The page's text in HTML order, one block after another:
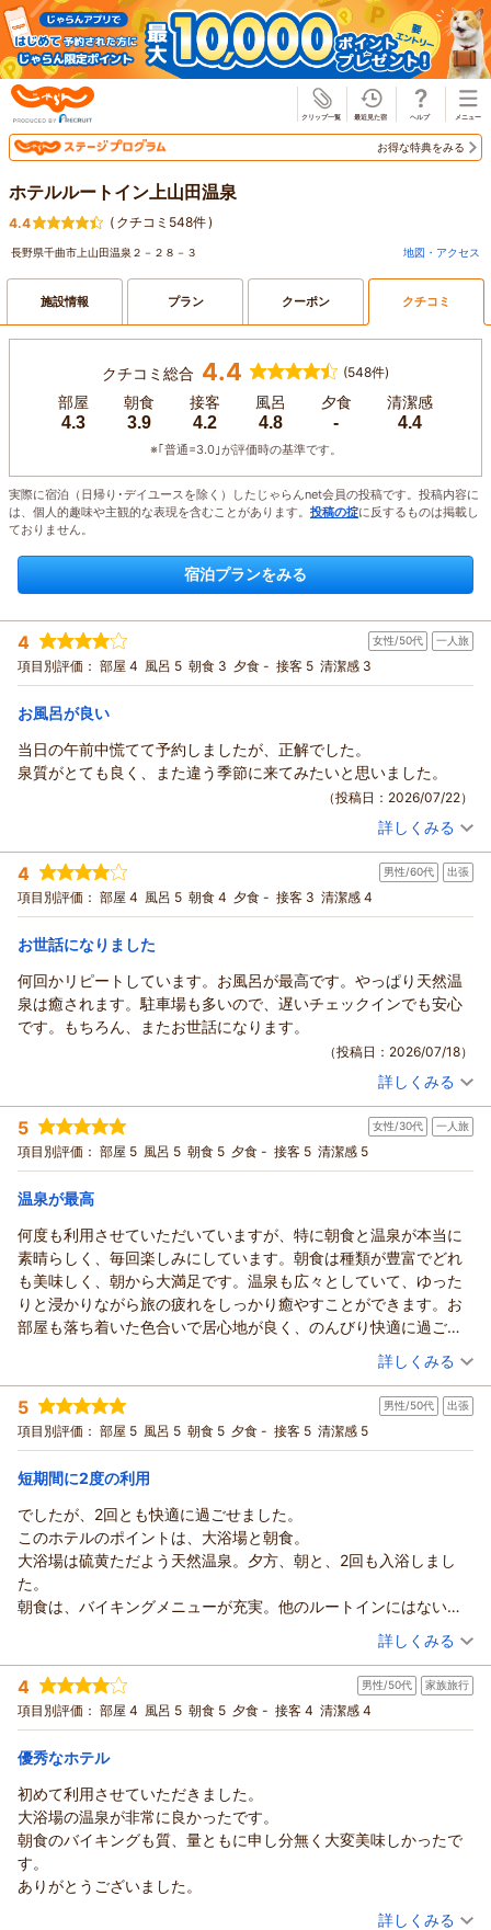
お得な特典をみる
ホテルルートイン上山田温泉
4.4 ( クチコミ548件)
長野県千曲市上山田温泉２－２８－３ 地図・アクセス
施設情報 プラン クーポン クチコミ
クチコミ総合 4.4 (548件)
部屋
4.3
朝食
3.9
接客
4.2
風呂
4.8
夕食
-
清潔感
4.4
※｢普通=3.0｣が評価時の基準です。
実際に宿泊（日帰り･デイユースを除く）したじゃらんnet会員の投稿です。投稿内容に
は、個人的趣味や主観的な表現を含むことがあります。 投稿の掟に反するものは掲載し
ておりません。
宿泊プランをみる
4 女性/50代 一人旅
項目別評価： 部屋 4 風呂 5 朝食 3 夕食 - 接客 5 清潔感 3
お風呂が良い
当日の午前中慌てて予約しましたが、正解でした。
泉質がとても良く、また違う季節に来てみたいと思いました。
（投稿日：2026/07/22）
投稿者： ゆみさん(女性/50代)
宿泊プラン： 【限定！】お得料金で東館≪新館≫客室にグレードアッププラ
ン★お試し！ご感想お寄せ下さい★
ツイン 朝のみ
宿泊価格帯： 11,001～12,000円(大人一人あたり/税込)
この度は数ある旅館・ホテルの中から、当ホテルルートイン上
山田温泉をご利用いただきまして、誠に有難うございます。
温泉につきまして高い評価を賜りまして、大変嬉しく存じま
当館の温泉は多くのお客様よりご好評を頂いている、自慢の天
然温泉でございます。複数ある源泉が入り混じり、時間帯や外
気温によってお湯の色が変わる性質となっております。
入るたびにまた違った楽しみを感じて頂けるものと存じますの
で、また是非ご利用くださいませ。
今後ともより多くのお客様にご満足いただけるよう、サービス
お客様のまたのお越しを、スタッフ一同、心よりお待ち申し上
げております。
（返信日：2026/07/25）
詳しくみる
4 男性/60代 出張
項目別評価： 部屋 4 風呂 5 朝食 4 夕食 - 接客 3 清潔感 4
お世話になりました
何回かリピートしています。お風呂が最高です。やっぱり天然温
泉は癒されます。駐車場も多いので、遅いチェックインでも安心
です。もちろん、またお世話になります。
（投稿日：2026/07/18）
投稿者： コモアさん(男性/60代)
宿泊プラン： 10日前までのご予約がお得★天然温泉・ご朝食サービス・無料
駐車場あり・WI-FI無料★
シングル 朝のみ
宿泊価格帯： 9,001～10,000円(大人一人あたり/税込)
平素より当ホテルルートイン上山田温泉のご愛顧を賜り、深く
御礼申し上げます。
温泉に関しまして高い評価を賜りまして、大変光栄でございま
す。
ご出張でのご利用とのこと、当館自慢の温泉でお客様のお仕事
疲れを少しでも和らげるお手伝いができておりましたら、幸甚
でございます。
また、行楽等プライベートでのご利用で、ゆったりとお過ごし
頂くのも大変癒されるかと存じます。
機会がございましたら、是非ご検討下さいませ。
引き続きお客様にご満足頂けるよう、サービス品質の改善向上
貴重なご意見を賜りまして、改めまして御礼申し上げます。
お客様のまたのお越しを、スタッフ一同、心よりお待ち申し上
げております。
詳しくみる
5 女性/30代 一人旅
項目別評価： 部屋 5 風呂 5 朝食 5 夕食 - 接客 5 清潔感 5
温泉が最高
何度も利用させていただいていますが、特に朝食と温泉が本当に
素晴らしく、毎回楽しみにしています。朝食は種類が豊富でどれ
も美味しく、朝から大満足です。温泉も広々としていて、ゆった
りと浸かりながら旅の疲れをしっかり癒やすことができます。お
部屋も落ち着いた色合いで居心地が良く、のんびり快適に過ごせ
ました。これからも何度でも利用したいと思えるお気に入りのホ
（投稿日：2026/07/17）
宿泊時期： 2026年07月宿泊 (一人旅)
投稿者： かおちゃんさん
宿泊プラン： 《スタンダードプラン》★天然温泉・ご朝食サービス・無料駐
車場あり・WI-FI無料★
ツイン 朝のみ
宿泊価格帯： 11,001～12,000円(大人一人あたり/税込)
ホテルルートイン上山田温泉からの返信
この度は、数ある旅館・ホテルの中から、ホテルルートイン上
山田温泉をご利用いただきまして、誠に有難うございます。
温泉ならびに朝食・お部屋等の全般につきましても高い評価を
賜りまして、大変嬉しく存じます。
当館の温泉につきましては、多くのお客様よりご好評を頂いて
いる自慢の天然温泉でございます。複数ある源泉が入り混じ
り、時間帯や外気温によってお湯の色が変わる性質となってお
ります。
ご入浴の度にまた違った楽しみを感じて頂けるものと存じます
ので、また近隣の観光などでお越しになられます際は、ぜひ温
今後ともより多くのお客様にご満足いただけるサービスを提供
できるよう、スタッフ一同励んで参ります。
お客様のまたのお越しを、心よりお待ち申し上げております。
詳しくみる
5 男性/50代 出張
項目別評価： 部屋 5 風呂 5 朝食 5 夕食 - 接客 5 清潔感 5
短期間に2度の利用
でしたが、2回とも快適に過ごせました。
このホテルのポイントは、大浴場と朝食。
大浴場は硫黄ただよう天然温泉。夕方、朝と、2回も入浴しまし
た。
朝食は、バイキングメニューが充実。他のルートインにはない、
個人的には好きな宿泊先の一つですので、しょっちゅうの宿泊と
はなりませんが、又、利用します。
（投稿日：2026/06/27）
宿泊時期： 2026年06月宿泊 (出張)
投稿者： チャッピーさん
宿泊プラン： 【限定！】お得料金で東館≪新館≫客室にグレードアッププラ
ン★お試し！ご感想お寄せ下さい★
ダブル 朝のみ
宿泊価格帯： 11,001～12,000円(大人一人あたり/税込)
ホテルルートイン上山田温泉からの返信
この度は、数ある旅館・ホテルの中から、ホテルルートイン上
山田温泉をご利用いただきまして、誠に有難うございます。
温泉ならびに朝食バイキングにつきまして高い評価を賜りまし
て、大変嬉しく存じます。
当館の温泉につきましては、多くのお客様よりご好評を頂いて
詳しくみる
4 男性/50代 家族旅行
項目別評価： 部屋 4 風呂 5 朝食 5 夕食 - 接客 4 清潔感 4
優秀なホテル
初めて利用させていただきました。
大浴場の温泉が非常に良かったです。
朝食のバイキングも質、量ともに申し分無く大変美味しかったで
す。
ありがとうございました。
（投稿日：2026/06/11）
詳しくみる